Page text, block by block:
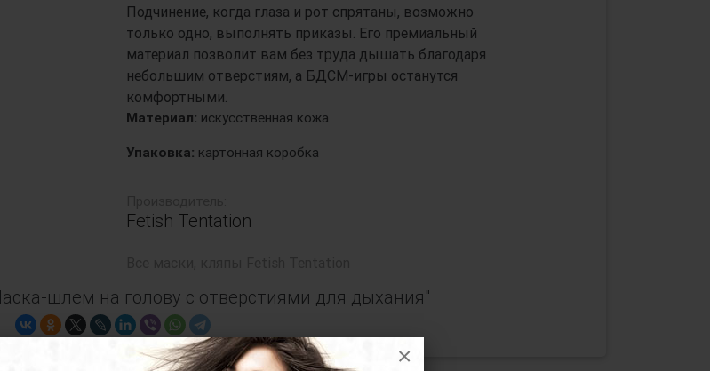
×
Подчинение, когда глаза и рот спрятаны, возможно
только одно, выполнять приказы. Его премиальный
материал позволит вам без труда дышать благодаря
небольшим отверстиям, а БДСМ-игры останутся
комфортными.
Материал: искусственная кожа
Упаковка: картонная коробка
Fetish Tentation
шлем на голову с отверстиями для дыхания"